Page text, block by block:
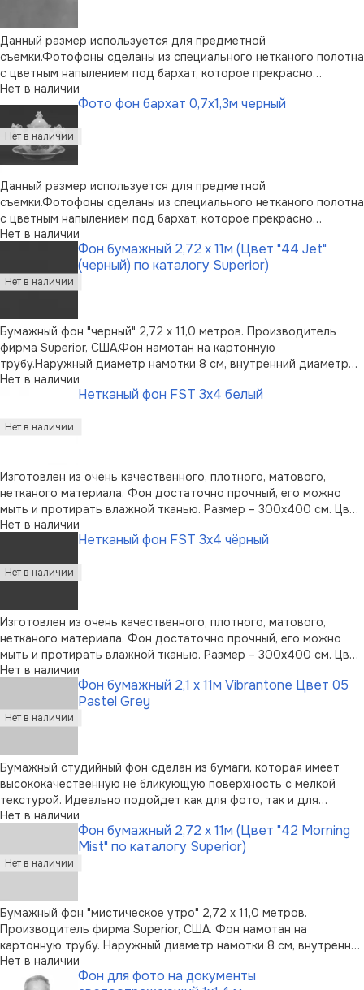
Данный размер используется для предметной
съемки.Фотофоны сделаны из специального нетканого полотна
с цветным напылением под бархат, которое прекрасно
поглощает свет.
Нет в наличии
Фото фон бархат 0,7х1,3м черный
Данный размер используется для предметной
съемки.Фотофоны сделаны из специального нетканого полотна
с цветным напылением под бархат, которое прекрасно
поглощает свет.
Нет в наличии
Фон бумажный 2,72 х 11м (Цвет "44 Jet"
(черный) по каталогу Superior)
Бумажный фон "черный" 2,72 х 11,0 метров. Производитель
фирма Superior, США.Фон намотан на картонную
трубу.Наружный диаметр намотки 8 см, внутренний диаметр
картонной трубы 53 мм. Рулон фона упакован в
полиэтиленовый пакет и вкартонную коробку размером 273 х
Нет в наличии
Нетканый фон FST 3x4 белый
Изготовлен из очень качественного, плотного, матового,
нетканого материала. Фон достаточно прочный, его можно
мыть и протирать влажной тканью. Размер – 300х400 см. Цвет
– белый.
Нет в наличии
Нетканый фон FST 3x4 чёрный
Изготовлен из очень качественного, плотного, матового,
нетканого материала. Фон достаточно прочный, его можно
мыть и протирать влажной тканью. Размер – 300х400 см. Цвет
– черный.
Нет в наличии
Фон бумажный 2,1 х 11м Vibrantone Цвет 05
Pastel Grey
Бумажный студийный фон сделан из бумаги, которая имеет
высококачественную не бликующую поверхность с мелкой
текстурой. Идеально подойдет как для фото, так и для
видеосъемок. Поставляется на картонной трубе. Размер -
2,1x11 м. Цвет - Pastel Grey
Нет в наличии
Фон бумажный 2,72 х 11м (Цвет "42 Morning
Mist" по каталогу Superior)
Бумажный фон "мистическое утро" 2,72 х 11,0 метров.
Производитель фирма Superior, США. Фон намотан на
картонную трубу. Наружный диаметр намотки 8 см, внутренний
диаметр картонной трубы 53мм. Рулон фона упакован в
полиэтиленовый пакет и вкартонную коробку размером 273 х
Нет в наличии
Фон для фото на документы